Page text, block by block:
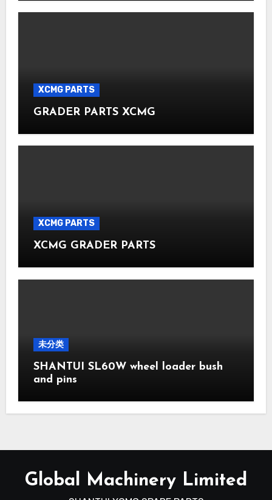
XCMG PARTS
GRADER PARTS XCMG
XCMG PARTS
XCMG GRADER PARTS
未分类
SHANTUI SL60W wheel loader bush
and pins
Global Machinery Limited